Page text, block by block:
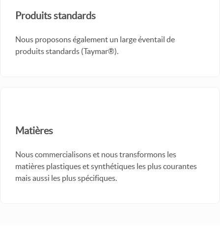
Produits standards
Nous proposons également un large éventail de
produits standards (Taymar®).
Matières
Nous commercialisons et nous transformons les
matières plastiques et synthétiques les plus courantes
mais aussi les plus spécifiques.